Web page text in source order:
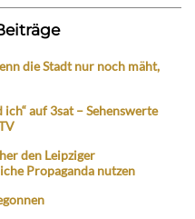
die Stadt nur noch mäht,
auf 3sat – Sehenswerte
den Leipziger
Propaganda nutzen